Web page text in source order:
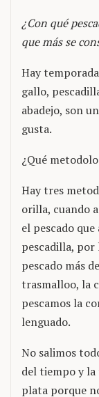
¿Con qué
que más se
Hay
gallo,
abadejo, son
gusta.
¿Qué
Hay tres
orilla, cuando
el pescado
pescadilla, por
pescado más
trasmalloo, la
pescamos la
lenguado.
No salimos
del tiempo y
plata porque